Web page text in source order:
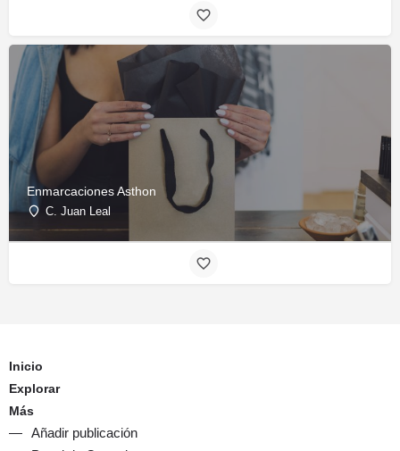
Enmarcaciones Asthon
C. Juan Leal
Inicio
Explorar
Más
Añadir publicación